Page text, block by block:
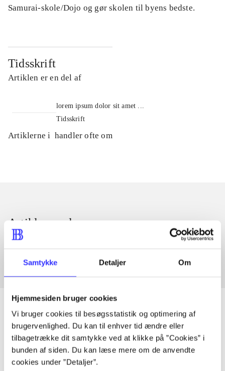
Samtykke Detaljer Om
Hjemmesiden bruger cookies
Vi bruger cookies til besøgsstatistik og optimering af
brugervenlighed. Du kan til enhver tid ændre eller
tilbagetrække dit samtykke ved at klikke på ”Cookies” i
bunden af siden. Du kan læse mere om de anvendte
cookies under ”Detaljer”.
Samurai-skole/Dojo og gør skolen til byens bedste.
Tidsskrift
Artiklen er en del af
lorem ipsum dolor sit amet ...
Tidsskrift
Artiklerne i handler ofte om
Artikler med samme emner
Fra
Artikler
Alle registrerede artikler fordelt på udgivelser